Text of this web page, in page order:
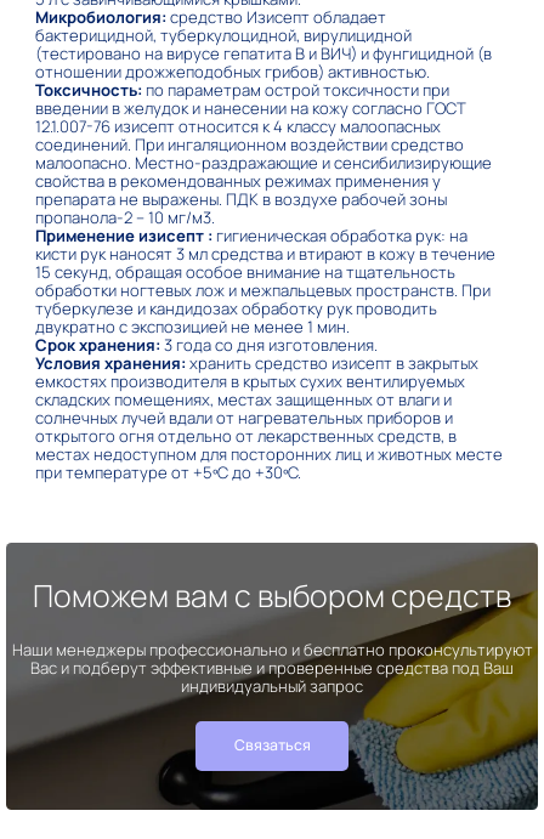
Микробиология: средство Изисепт обладает
бактерицидной, туберкулоцидной, вирулицидной
(тестировано на вирусe гепатита В и ВИЧ) и фунгицидной (в
отношении дрожжеподобных грибов) активностью.
Токсичность: по параметрам острой токсичности при
введении в желудок и нанесении на кожу согласно ГОСТ
12.1.007-76 изисепт относится к 4 классу малоопасных
соединений. При ингаляционном воздействии средство
малоопасно. Местно-раздражающие и сенсибилизирующие
свойства в рекомендованных режимах применения у
препарата не выражены. ПДК в воздухе рабочей зоны
пропанола-2 – 10 мг/м3.
Применение изисепт : гигиеническая обработка рук: на
кисти рук наносят 3 мл средства и втирают в кожу в течение
15 секунд, обращая особое внимание на тщательность
обработки ногтевых лож и межпальцевых пространств. При
туберкулезе и кандидозах обработку рук проводить
двукратно с экспозицией не менее 1 мин.
Срок хранения: 3 года со дня изготовления.
Условия хранения: хранить средство изисепт в закрытых
емкостях производителя в крытых сухих вентилируемых
складских помещениях, местах защищенных от влаги и
солнечных лучей вдали от нагревательных приборов и
открытого огня отдельно от лекарственных средств, в
местах недоступном для посторонних лиц и животных месте
при температуре от +5ºС до +30ºС.
Поможем вам с выбором средств
Наши менеджеры профессионально и бесплатно проконсультируют
Вас и подберут эффективные и проверенные средства под Ваш
индивидуальный запрос
Связаться